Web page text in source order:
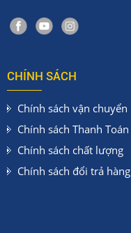
CHÍNH SÁCH
Chính sách vận chuyển
Chính sách Thanh Toán
Chính sách chất lượng
Chính sách đổi trả hàng